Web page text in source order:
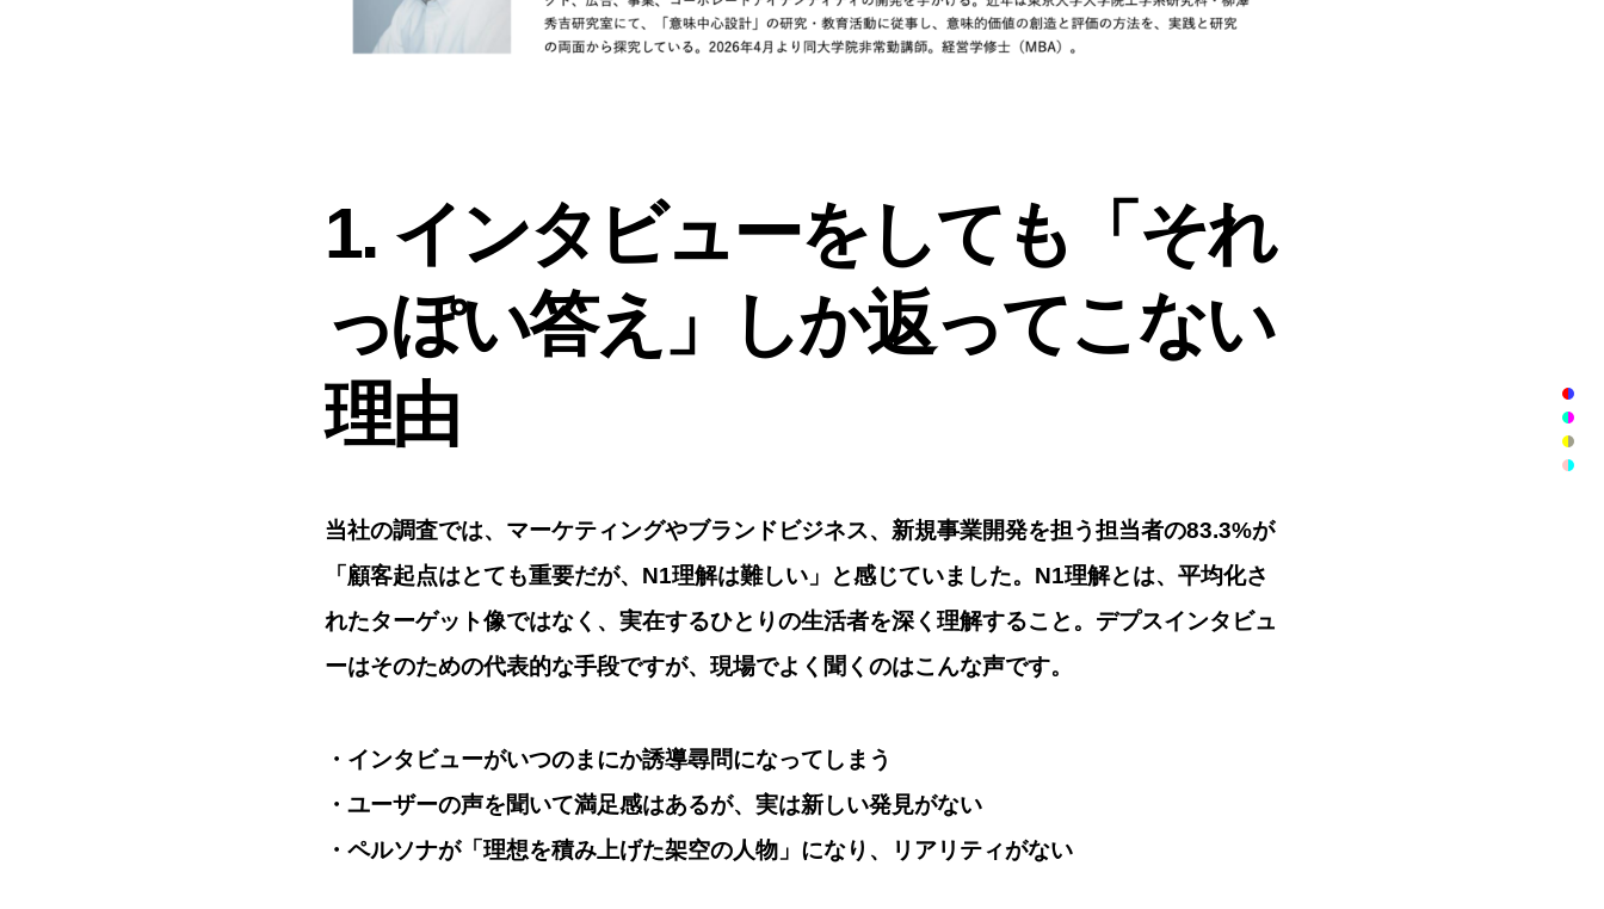
1. インタビューをしても「それ
っぽい答え」しか返ってこない
理由
当社の調査では、マーケティングやブランドビジネス、新規事業開発を担う担当者の83.3%が
「顧客起点はとても重要だが、N1理解は難しい」と感じていました。N1理解とは、平均化さ
れたターゲット像ではなく、実在するひとりの生活者を深く理解すること。デプスインタビュ
ーはそのための代表的な手段ですが、現場でよく聞くのはこんな声です。
・インタビューがいつのまにか誘導尋問になってしまう
・ユーザーの声を聞いて満足感はあるが、実は新しい発見がない
・ペルソナが「理想を積み上げた架空の人物」になり、リアリティがない